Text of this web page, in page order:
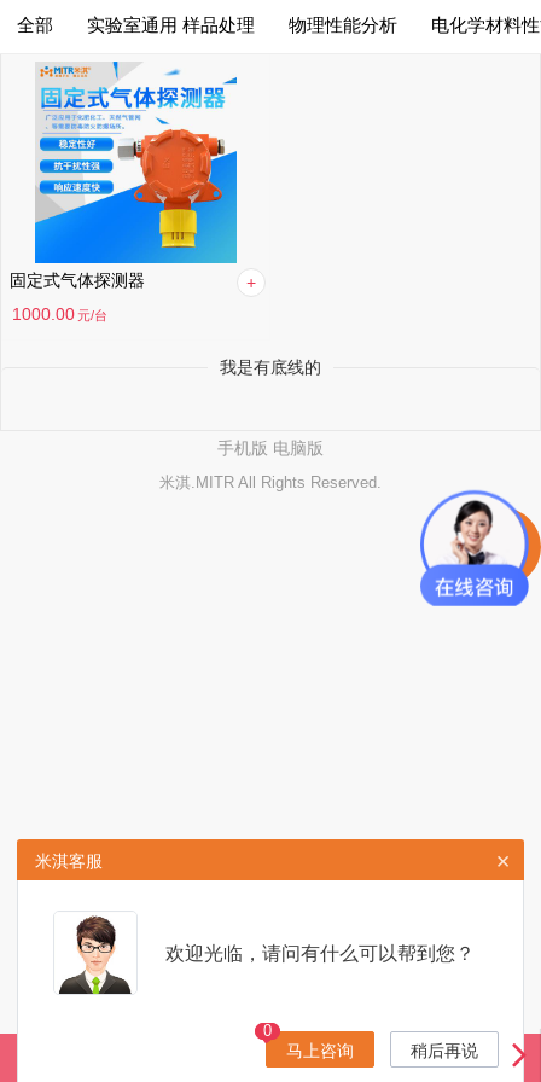
0
0
全部 实验室通用 样品处理 物理性能分析 电化学材料
综合排序 筛选
综合排序
月销量高到低
价格高到低
满意度高到低
固定式气体探测器
1000.00 元/台
我是有底线的
手机版 电脑版
米淇.MITR All Rights Reserved.
米淇客服
欢迎光临，请问有什么可以帮到您？
马上咨询 稍后再说
×